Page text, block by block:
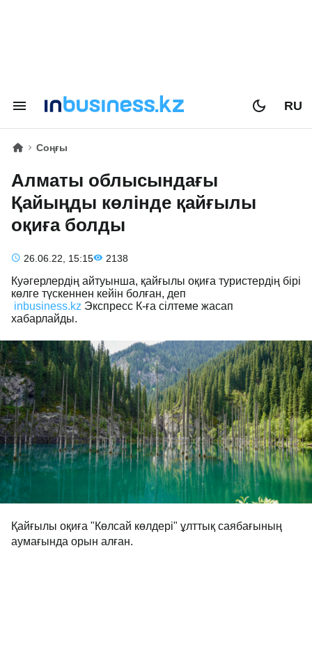
RU
Соңғы
Алматы облысындағы
Қайыңды көлінде қайғылы
оқиға болды
26.06.22, 15:15 2138
Куәгерлердің айтуынша, қайғылы оқиға туристердің бірі
көлге түскеннен кейін болған, деп
inbusiness.kz Экспресс К-ға сілтеме жасап
хабарлайды.
Қайғылы оқиға "Көлсай көлдері" ұлттық саябағының
аумағында орын алған.